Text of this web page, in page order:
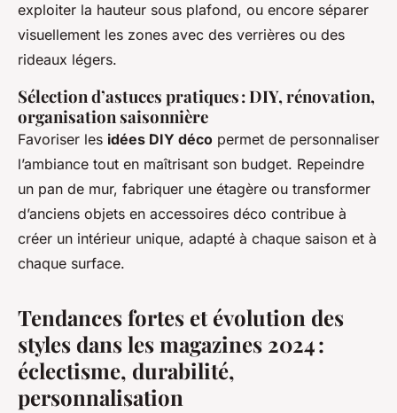
exploiter la hauteur sous plafond, ou encore séparer
visuellement les zones avec des verrières ou des
rideaux légers.
Sélection d’astuces pratiques : DIY, rénovation,
organisation saisonnière
Favoriser les idées DIY déco permet de personnaliser
l’ambiance tout en maîtrisant son budget. Repeindre
un pan de mur, fabriquer une étagère ou transformer
d’anciens objets en accessoires déco contribue à
créer un intérieur unique, adapté à chaque saison et à
chaque surface.
Tendances fortes et évolution des
styles dans les magazines 2024 :
éclectisme, durabilité,
personnalisation